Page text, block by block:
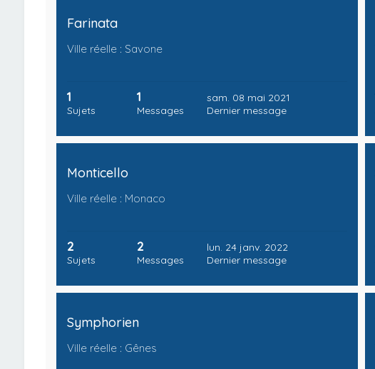
Farinata
Ville réelle : Savone
1
Sujets
1
Messages
sam. 08 mai 2021
Dernier message
Monticello
Ville réelle : Monaco
2
Sujets
2
Messages
lun. 24 janv. 2022
Dernier message
Symphorien
Ville réelle : Gênes